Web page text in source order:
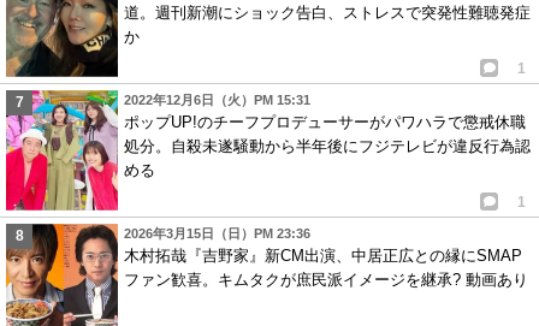
道。週刊新潮にショック告白、ストレスで突発性難聴発症
か
1
2022年12月6日（火）PM 15:31
ポップUP!のチーフプロデューサーがパワハラで懲戒休職
処分。自殺未遂騒動から半年後にフジテレビが違反行為認
める
1
2026年3月15日（日）PM 23:36
木村拓哉『吉野家』新CM出演、中居正広との縁にSMAP
ファン歓喜。キムタクが庶民派イメージを継承? 動画あり